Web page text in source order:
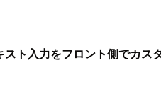
スト入力をフロント側でカス